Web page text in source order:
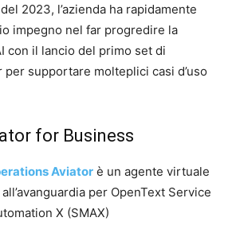
2023, l’azienda ha rapidamente
impegno nel far progredire la
con il lancio del primo set di
supportare molteplici casi d’uso
for Business
Aviator è un agente virtuale
per OpenText Service
X (SMAX)